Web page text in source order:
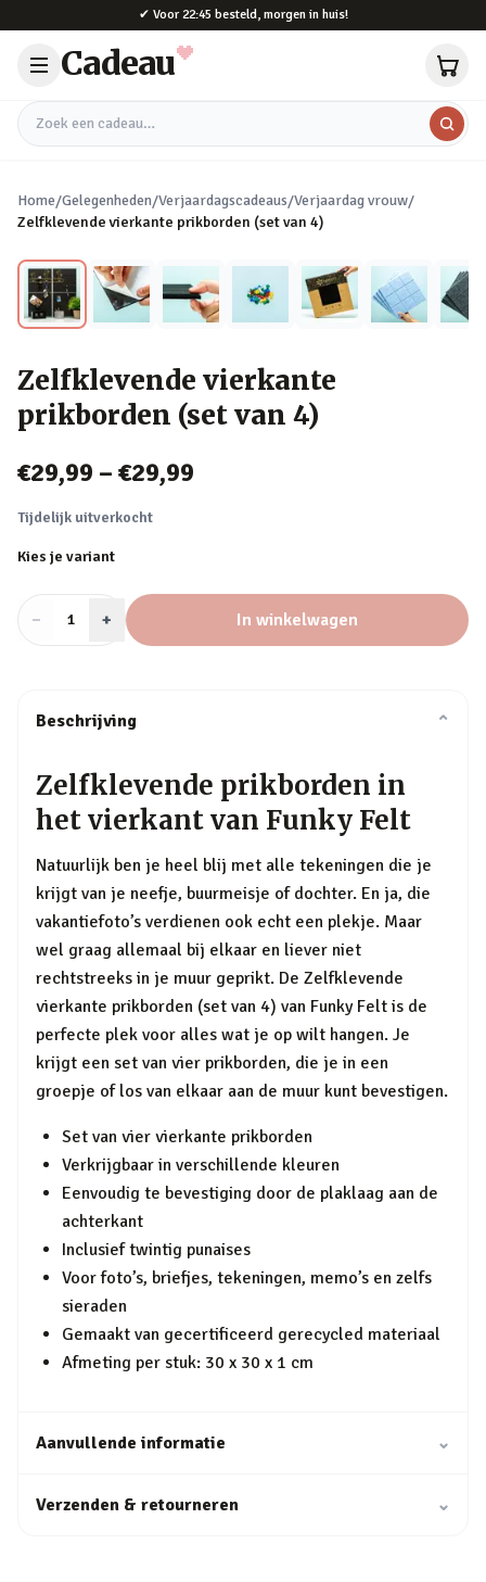
✔ Voor 22:45 besteld, morgen in huis!
Cadeau
Zoek een cadeau
Home/Gelegenheden/Verjaardagscadeaus/Verjaardag vrouw/
Zelfklevende vierkante prikborden (set van 4)
Zelfklevende vierkante
prikborden (set van 4)
€29,99 – €29,99
Tijdelijk uitverkocht
Kies je variant
− Aantal
1 + In winkelwagen
Beschrijving ⌄
Zelfklevende prikborden in
het vierkant van Funky Felt
Natuurlijk ben je heel blij met alle tekeningen die je
krijgt van je neefje, buurmeisje of dochter. En ja, die
vakantiefoto’s verdienen ook echt een plekje. Maar
wel graag allemaal bij elkaar en liever niet
rechtstreeks in je muur geprikt. De Zelfklevende
vierkante prikborden (set van 4) van Funky Felt is de
perfecte plek voor alles wat je op wilt hangen. Je
krijgt een set van vier prikborden, die je in een
groepje of los van elkaar aan de muur kunt bevestigen.
Set van vier vierkante prikborden
Verkrijgbaar in verschillende kleuren
Eenvoudig te bevestiging door de plaklaag aan de
achterkant
Inclusief twintig punaises
Voor foto’s, briefjes, tekeningen, memo’s en zelfs
sieraden
Gemaakt van gecertificeerd gerecycled materiaal
Afmeting per stuk: 30 x 30 x 1 cm
Aanvullende informatie ⌄
Verzenden & retourneren ⌄